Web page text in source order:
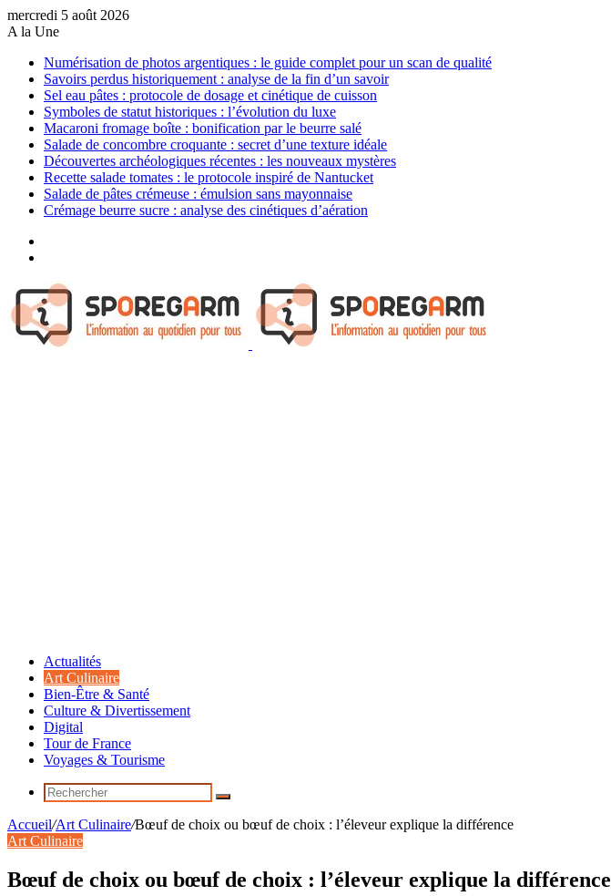
mercredi 5 août 2026
A la Une
Numérisation de photos argentiques : le guide complet pour un scan de qualité
Savoirs perdus historiquement : analyse de la fin d’un savoir
Sel eau pâtes : protocole de dosage et cinétique de cuisson
Symboles de statut historiques : l’évolution du luxe
Macaroni fromage boîte : bonification par le beurre salé
Salade de concombre croquante : secret d’une texture idéale
Découvertes archéologiques récentes : les nouveaux mystères
Recette salade tomates : le protocole inspiré de Nantucket
Salade de pâtes crémeuse : émulsion sans mayonnaise
Crémage beurre sucre : analyse des cinétiques d’aération
Menu
Actualités
Art Culinaire
Bien-Être & Santé
Culture & Divertissement
Digital
Tour de France
Voyages & Tourisme
Rechercher
Accueil/Art Culinaire/Bœuf de choix ou bœuf de choix : l’éleveur explique la différence
Art Culinaire
Bœuf de choix ou bœuf de choix : l’éleveur explique la différence